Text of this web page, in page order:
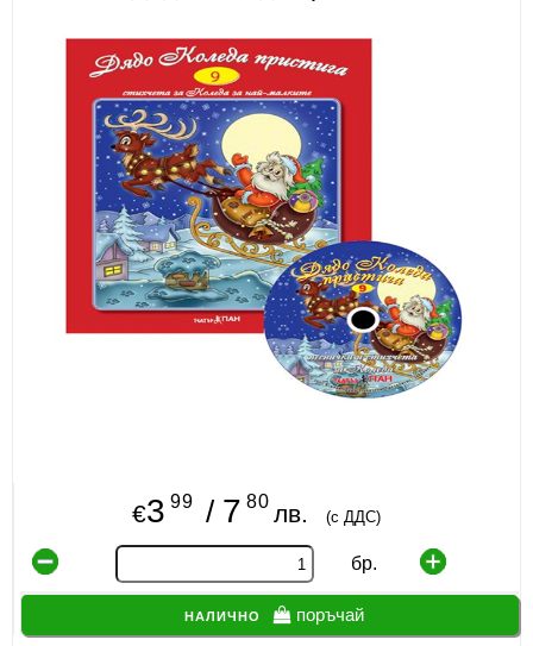
ИЗКУСТВА
СПОРТ
МЕБЕЛИ И ОБОРУДВАНЕ
КАНЦЕЛАРСКИ МАТЕРИАЛИ
КНИГИ И УЧЕБНИЦИ
БДП
НОВИ
ПРОМОЦИИ
ИНСТРУМЕНТИ
€3 99 / 7 80 лв. (с ДДС)
бр.
налично поръчай